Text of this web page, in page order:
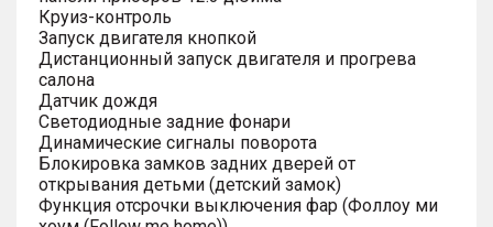
Круиз-контроль
Запуск двигателя кнопкой
Дистанционный запуск двигателя и прогрева
салона
Датчик дождя
Светодиодные задние фонари
Динамические сигналы поворота
Блокировка замков задних дверей от
открывания детьми (детский замок)
Функция отсрочки выключения фар (Фоллоу ми